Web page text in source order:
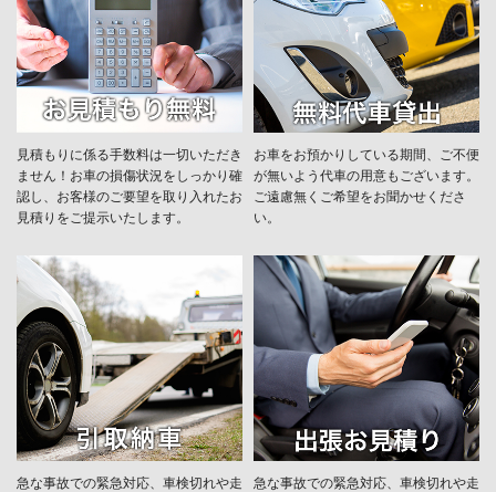
見積もりに係る手数料は一切いただき
ません！お車の損傷状況をしっかり確
認し、お客様のご要望を取り入れたお
見積りをご提示いたします。
お車をお預かりしている期間、ご不便
が無いよう代車の用意もございます。
ご遠慮無くご希望をお聞かせくださ
い。
急な事故での緊急対応、車検切れや走
急な事故での緊急対応、車検切れや走